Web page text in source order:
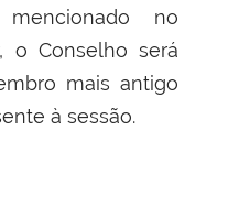
no
o Conselho será
mais antigo
à sessão.